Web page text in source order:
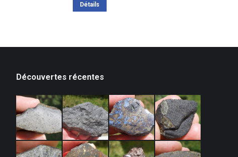
Détails
Découvertes récentes